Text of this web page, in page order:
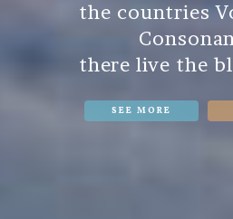
the countries
there live the
SEE MORE